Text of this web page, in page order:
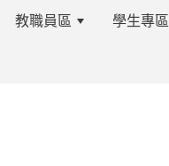
教職員區 學生專區